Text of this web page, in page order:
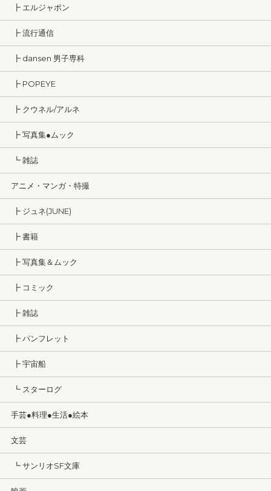
┣ エルジャポン
┣ 流行通信
┣ dansen 男子専科
┣ POPEYE
┣ クウネル/アルネ
┣ 写真集●ムック
┗ 雑誌
アニメ・マンガ・特撮
┣ ジュネ(JUNE)
┣ 書籍
┣ 写真集＆ムック
┣ コミック
┣ 雑誌
┣ パンフレット
┣ 宇宙船
┗ スターログ
手芸●料理●生活●絵本
文芸
┗ サンリオSF文庫